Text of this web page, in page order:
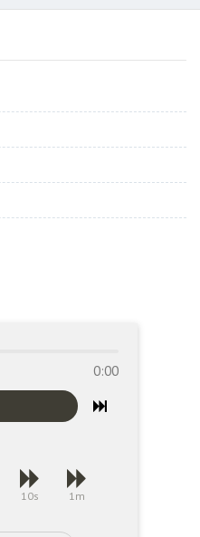
0:00
10s 1m